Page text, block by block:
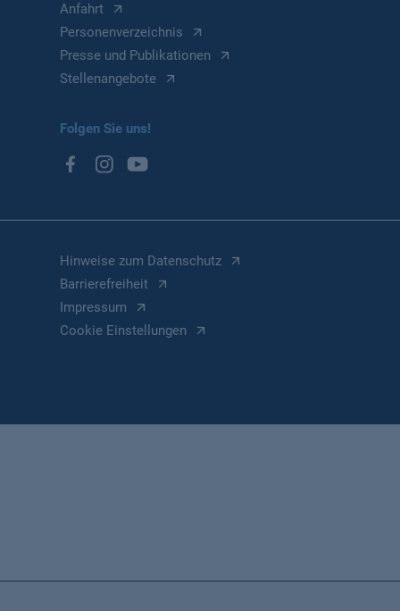
Anfahrt
Personenverzeichnis
Presse und Publikationen
Stellenangebote
Folgen Sie uns!
Hinweise zum Datenschutz
Barrierefreiheit
Impressum
Cookie Einstellungen